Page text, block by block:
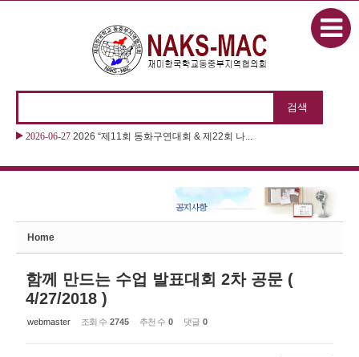
2026-06-27 2026 “제11회 동화구연대회 & 제22회 나...
2026-06-27 2026 차세대 한국학교 교사 포럼 성료
Home
함께 만드는 수업 발표대회 2차 공문 (
4/27/2018 )
webmaster 조회 수 2745 추천 수 0 댓글 0
Sketchbook5, 스케치북5
Sketchbook5, 스케치북5